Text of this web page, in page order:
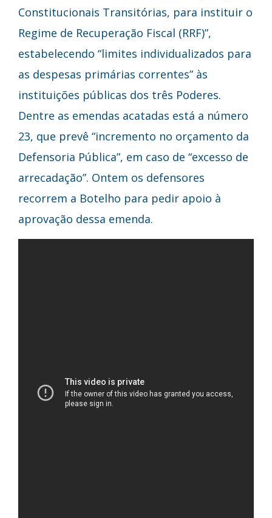
Constitucionais Transitórias, para instituir o
Regime de Recuperação Fiscal (RRF)”,
estabelecendo “limites individualizados para
as despesas primárias correntes” às
instituições públicas dos três Poderes.
Dentre as emendas acatadas está a número
23, que prevê “incremento no orçamento da
Defensoria Pública”, em caso de “excesso de
arrecadação”. Ontem os defensores
recorrem a Botelho para pedir apoio à
aprovação dessa emenda.